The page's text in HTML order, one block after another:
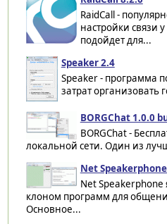
RaidCall -
настройки связи
подойдет для...
Speaker 2.4
Speaker - программа
затрат организовать
BORGChat 1.0.0
BORGChat -
локальной сети. Один из
Net
Net Speakerphone
клоном программ для
Основное...